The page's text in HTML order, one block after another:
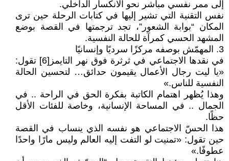
إلى ممر نفسي مباشر نحو الانكسار الداخلي.
نفس التقنية التي تشير إليها في كتابات الرحلة حين ترى
المكان “بوابة الشعور”، تجد ترجمتها في القصة بوضع
المشهد الحسي كمرآة للحالة النفسية.
3. المهمّش بوصفه مركزًا سرديًا وإنسانيًا
في نقدها الاجتماعي في ثرثرة فوق نهر التايمز[6] تقول:
«يا ليت رجال الأعمال يقيمون حدائق… لتحسين الحالة
النفسية للناس.»
وهذا يُظهر اهتمام الكاتبة بفكرة الحق في الراحة .. في
الجمال .. في المساحة الإنسانية، وخاصة للفئات الأقل
حظًا.
هذا الحسّ الاجتماعي هو نفسه الذي ينساب في القصة
حين تقول: «تمنيت لو التفت إليه العالم وليس مارًا واحدًا
عطوفًا.»